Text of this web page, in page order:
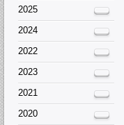
2025
2024
2022
2023
2021
2020